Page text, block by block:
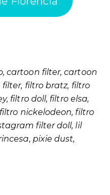
,cartoon filter,cartoon
filter, filtro bratz, filtro
, filtro doll, filtro elsa,
filtro nickelodeon, filtro
filter doll,lil
, pixie dust,